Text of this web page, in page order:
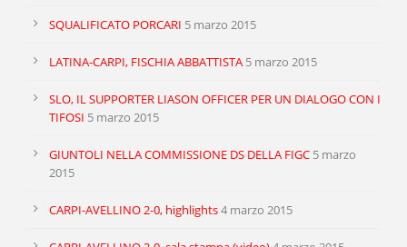
SQUALIFICATO PORCARI 5 marzo 2015
LATINA-CARPI, FISCHIA ABBATTISTA 5 marzo 2015
SLO, IL SUPPORTER LIASON OFFICER PER UN DIALOGO CON I
TIFOSI 5 marzo 2015
GIUNTOLI NELLA COMMISSIONE DS DELLA FIGC 5 marzo
2015
CARPI-AVELLINO 2-0, highlights4 marzo 2015